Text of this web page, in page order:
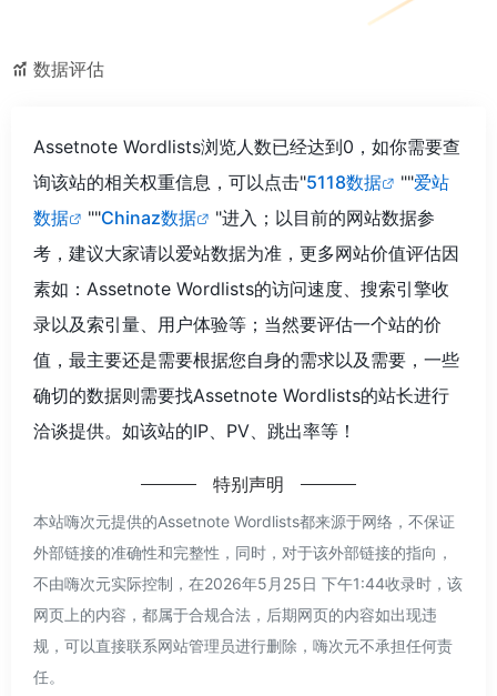
数据评估
Assetnote Wordlists浏览人数已经达到0，如你需要查
询该站的相关权重信息，可以点击"5118数据 ""爱站
数据
""Chinaz数据
"进入；以目前的网站数据参
考，建议大家请以爱站数据为准，更多网站价值评估因
素如：Assetnote Wordlists的访问速度、搜索引擎收
录以及索引量、用户体验等；当然要评估一个站的价
值，最主要还是需要根据您自身的需求以及需要，一些
确切的数据则需要找Assetnote Wordlists的站长进行
洽谈提供。如该站的IP、PV、跳出率等！
特别声明
本站嗨次元提供的Assetnote Wordlists都来源于网络，不保证
外部链接的准确性和完整性，同时，对于该外部链接的指向，
不由嗨次元实际控制，在2026年5月25日 下午1:44收录时，该
网页上的内容，都属于合规合法，后期网页的内容如出现违
规，可以直接联系网站管理员进行删除，嗨次元不承担任何责
任。